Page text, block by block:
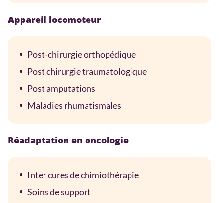
Appareil locomoteur
Post-chirurgie orthopédique
Post chirurgie traumatologique
Post amputations
Maladies rhumatismales
Réadaptation en oncologie
Inter cures de chimiothérapie
Soins de support